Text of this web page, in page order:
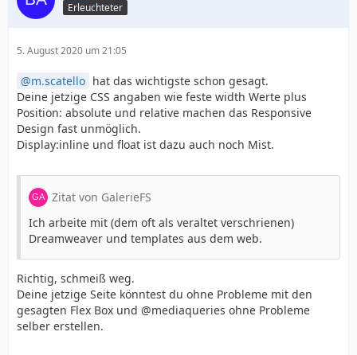
Erleuchteter
5. August 2020 um 21:05
m.scatello hat das wichtigste schon gesagt.
Deine jetzige CSS angaben wie feste width Werte plus
Position: absolute und relative machen das Responsive
Design fast unmöglich.
Display:inline und float ist dazu auch noch Mist.
Zitat von GalerieFS
Ich arbeite mit (dem oft als veraltet verschrienen)
Dreamweaver und templates aus dem web.
Richtig, schmeiß weg.
Deine jetzige Seite könntest du ohne Probleme mit den
gesagten Flex Box und @mediaqueries ohne Probleme
selber erstellen.